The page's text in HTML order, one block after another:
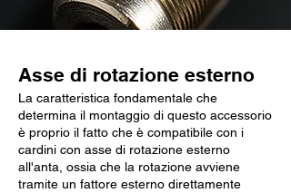
Asse di rotazione esterno
La caratteristica fondamentale che
determina il montaggio di questo accessorio
è proprio il fatto che è compatibile con i
cardini con asse di rotazione esterno
all'anta, ossia che la rotazione avviene
tramite un fattore esterno direttamente